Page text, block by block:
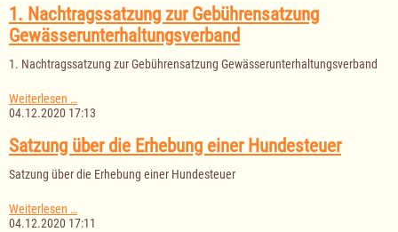
Erhebung
einer
Hundesteuer
1. Nachtragssatzung zur Gebührensatzung
Gewässerunterhaltungsverband
1. Nachtragssatzung zur Gebührensatzung Gewässerunterhaltungsverband
Weiterlesen …
Nachtragssatzung
Gebührensatzung
Gewässerunterhaltungsverband
04.12.2020 17:13
Satzung über die Erhebung einer Hundesteuer
Satzung über die Erhebung einer Hundesteuer
Weiterlesen …Satzung
über
04.12.2020 17:11